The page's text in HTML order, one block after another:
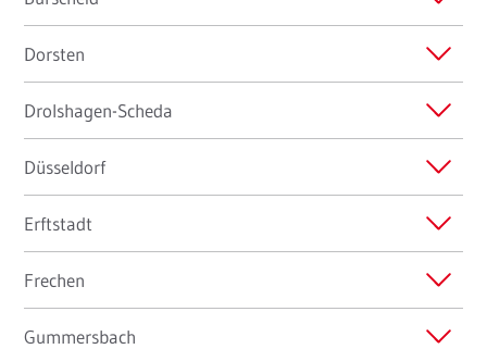
Dorsten
Drolshagen-Scheda
Düsseldorf
Erftstadt
Frechen
Gummersbach